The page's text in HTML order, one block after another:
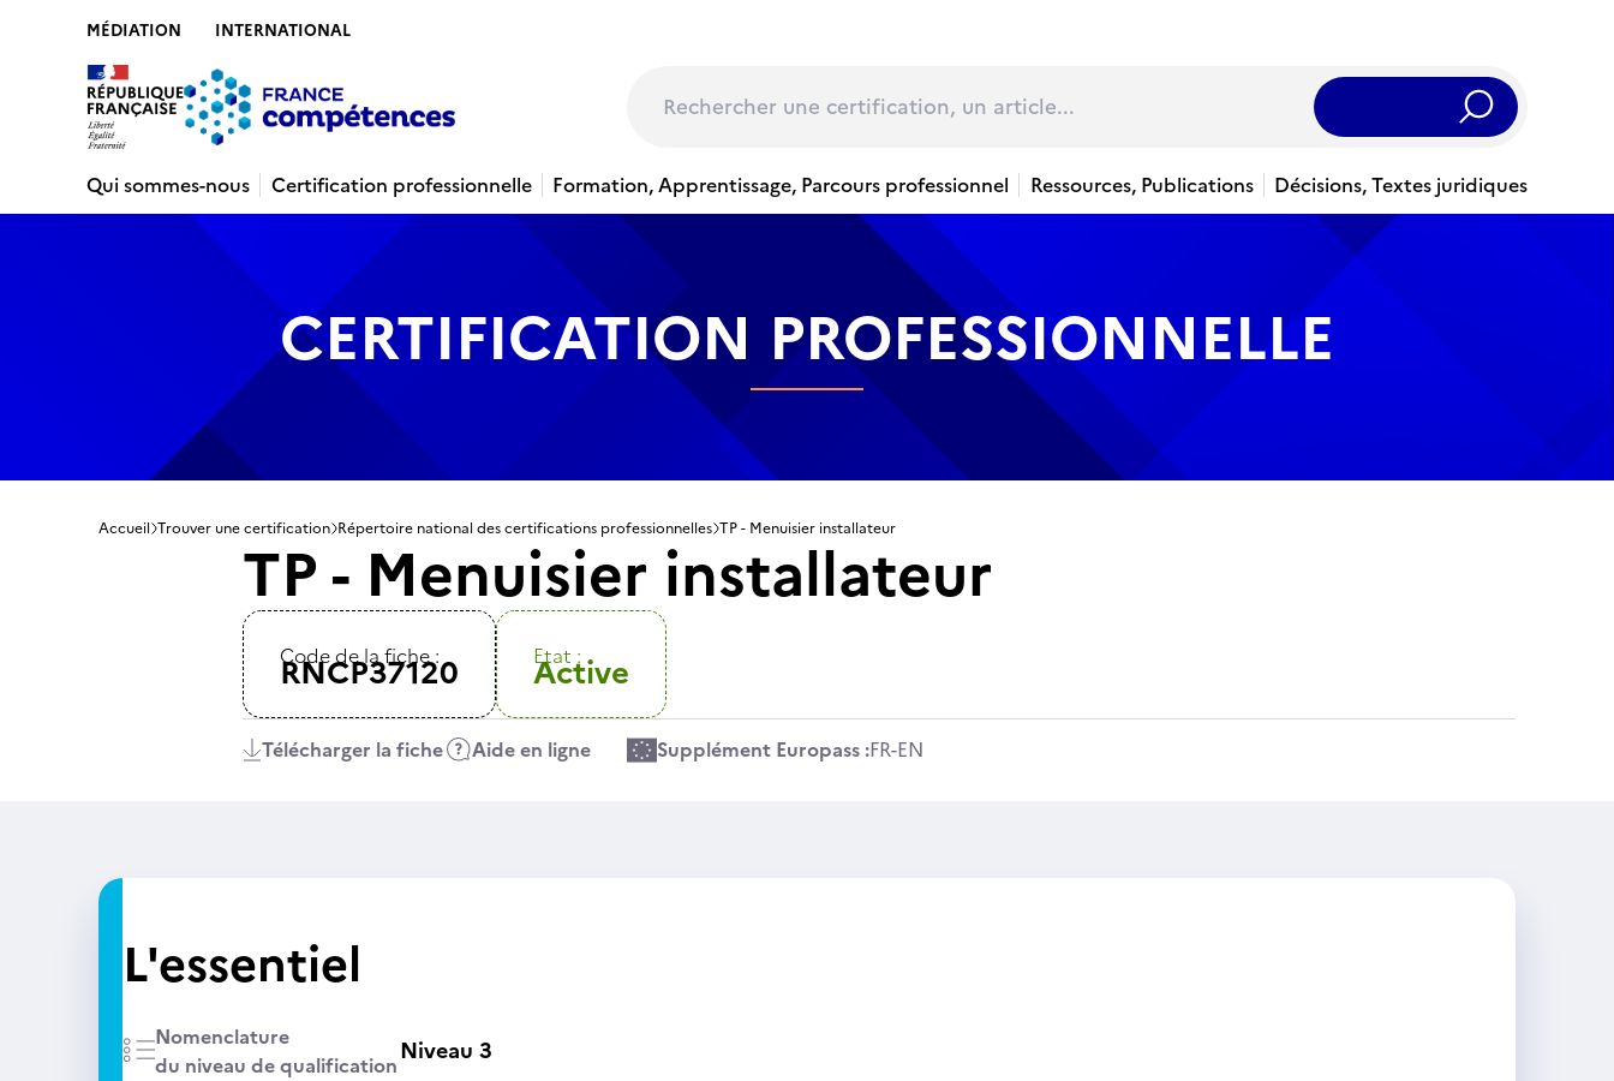
MÉDIATION INTERNATIONAL
Rechercher
Qui sommes-nous
Certification professionnelle Formation, Apprentissage, Parcours professionnel Ressources, Publications Décisions, Textes juridiques
CERTIFICATION PROFESSIONNELLE
Accueil Trouver une certification Répertoire national des certifications professionnelles TP - Menuisier installateur
TP - Menuisier installateur
Code de la fiche :
RNCP37120 Etat :
Active
Télécharger la fiche Aide en ligne Supplément Europass :FR-EN
L'essentiel
Nomenclature
du niveau de qualificationNiveau 3